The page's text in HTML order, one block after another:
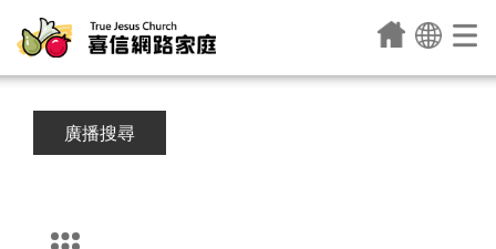
廣播搜尋